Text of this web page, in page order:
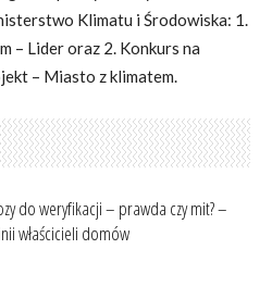
Klimatu i Środowiska: 1.
– Lider oraz 2. Konkurs na
– Miasto z klimatem.
do weryfikacji – prawda czy mit? –
właścicieli domów